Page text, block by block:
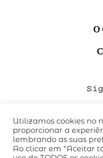
QUEM SOMOS
CÓDIGO DE CONDUTA
Utilizamos cookies no
proporcionar a
lembrando as suas
Ao clicar em “Aceitar